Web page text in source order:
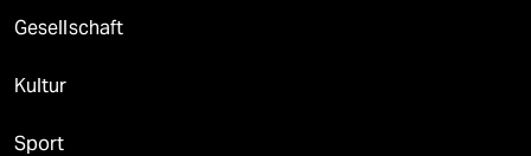
Gesellschaft
Kultur
Sport